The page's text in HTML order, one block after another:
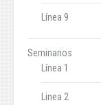
Línea 9
Seminarios
Línea 1
Linea 2